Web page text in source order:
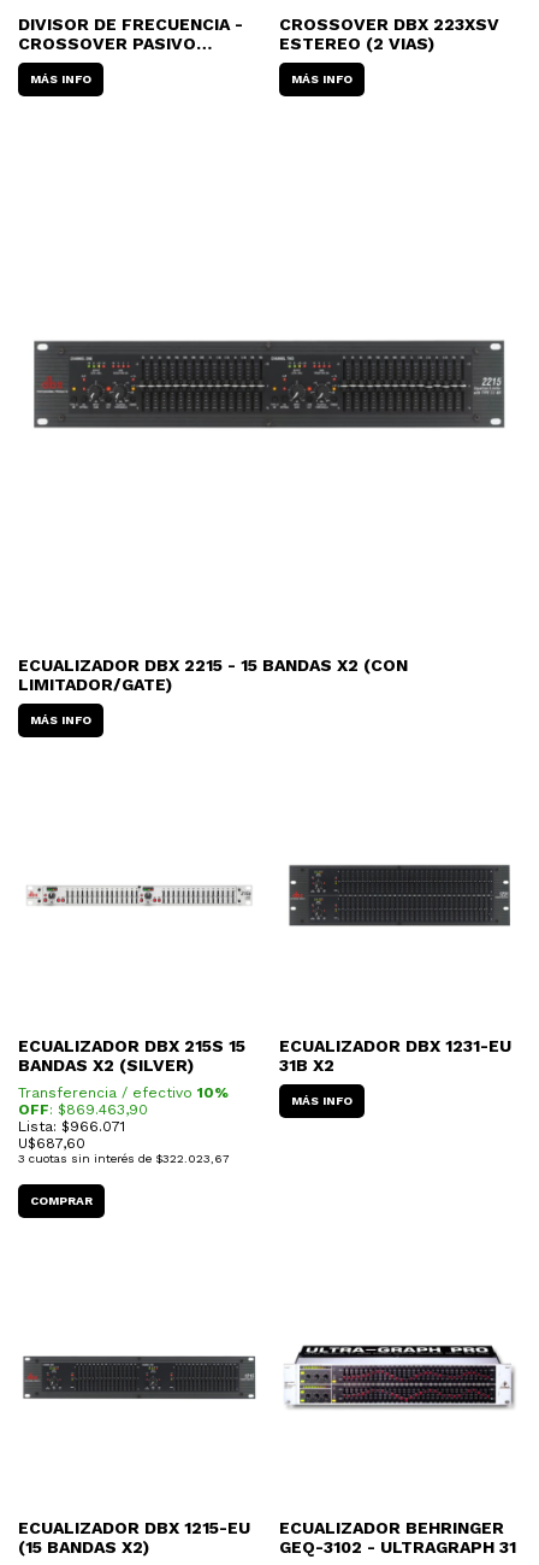
DIVISOR DE FRECUENCIA -
CROSSOVER PASIVO
(PLAQUETA) JAHRO SL-BT-
1303 - 3 VIAS
MÁS INFO
CROSSOVER DBX 223XSV
ESTEREO (2 VIAS)
MÁS INFO
ECUALIZADOR DBX 2215 - 15 BANDAS X2 (CON
LIMITADOR/GATE)
MÁS INFO
ECUALIZADOR DBX 215S 15
BANDAS X2 (SILVER)
Transferencia / efectivo 10%
OFF: $869.463,90
Lista: $966.071
U$687,60
3 cuotas sin interés de $322.023,67
ECUALIZADOR DBX 1231-EU
31B X2
MÁS INFO
ECUALIZADOR DBX 1215-EU
(15 BANDAS X2)
ECUALIZADOR BEHRINGER
GEQ-3102 - ULTRAGRAPH 31